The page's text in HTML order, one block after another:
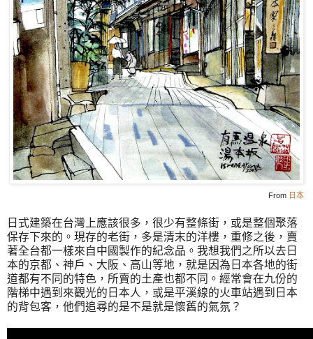
From 日本
日式建築在台灣上應該很多，很少有整條街，或是整個聚落
保存下來的。現存的老街，多是清末的洋樓，重修之後，賣
著全台都一樣來自中國製作的紀念品。我想我們之所以去日
本的京都、神戶、大阪、高山等地，就是因為日本各地的街
道都有不同的特色，所賣的土產也都不同。經常會在九份的
階梯中遇到來觀光的日本人，或是平溪線的火車站遇到日本
的背包客，他們追尋的是不是就是懷舊的氣氛？